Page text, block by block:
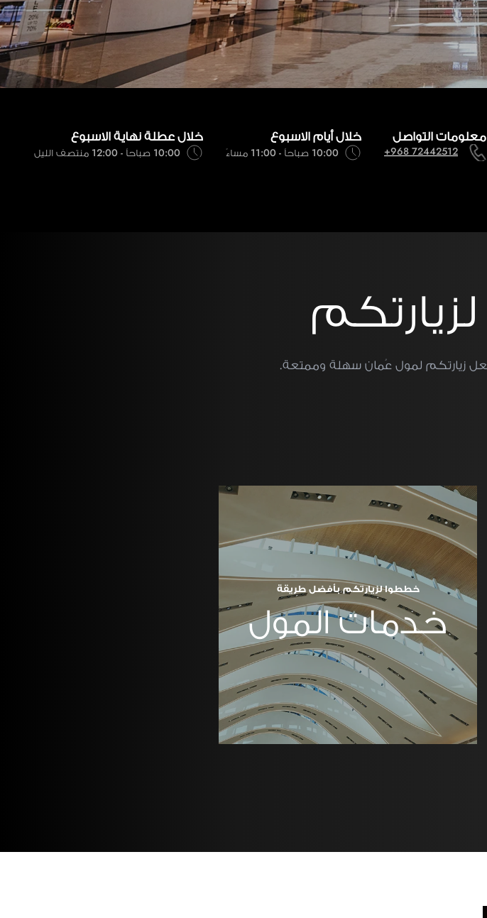
معلومات التواصل
+968 72442512
خلال أيام الاسبوع
10:00 صباحاً - 11:00 مساءً
خلال عطلة نهاية الاسبوع
10:00 صباحاً - 12:00 منتصف الليل
زيارتكم لمول عُمان سهلة وممتعة.
خططوا لزيارتكم بأفضل طريقة
خدمات المول